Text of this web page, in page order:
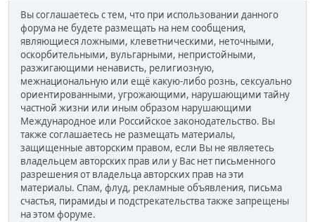
Вы соглашаетесь с тем, что при использовании данного
форума не будете размещать на нем сообщения,
являющиеся ложными, клеветническими, неточными,
оскорбительными, вульгарными, непристойными,
разжигающими ненависть, религиозную,
межнациональную или ещё какую-либо рознь, сексуально
ориентированными, угрожающими, нарушающими тайну
частной жизни или иным образом нарушающими
Международное или Российское законодательство. Вы
также соглашаетесь не размещать материалы,
защищенные авторским правом, если Вы не являетесь
владельцем авторских прав или у Вас нет письменного
разрешения от владельца авторских прав на эти
материалы. Спам, флуд, рекламные объявления, письма
счастья, пирамиды и подстрекательства также запрещены
на этом форуме.